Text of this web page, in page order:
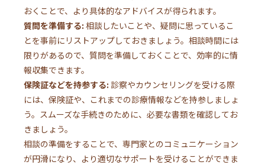
おくことで、より具体的なアドバイスが得られます。
質問を準備する: 相談したいことや、疑問に思っているこ
とを事前にリストアップしておきましょう。相談時間には
限りがあるので、質問を準備しておくことで、効率的に情
報収集できます。
保険証などを持参する: 診察やカウンセリングを受ける際
には、保険証や、これまでの診療情報などを持参しましょ
う。スムーズな手続きのために、必要な書類を確認してお
きましょう。
相談の準備をすることで、専門家とのコミュニケーション
が円滑になり、より適切なサポートを受けることができま